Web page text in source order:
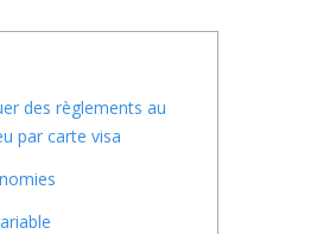
des règlements au
par carte visa